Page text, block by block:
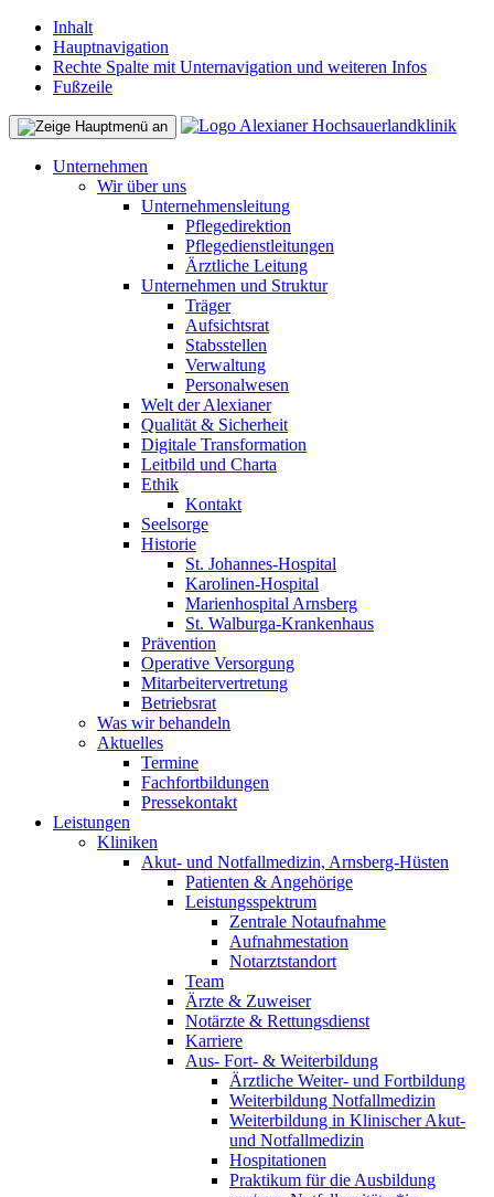
Inhalt
Hauptnavigation
Rechte Spalte mit Unternavigation und weiteren Infos
Fußzeile
Unternehmen
Wir über uns
Unternehmensleitung
Pflegedirektion
Pflegedienstleitungen
Ärztliche Leitung
Unternehmen und Struktur
Träger
Aufsichtsrat
Stabsstellen
Verwaltung
Personalwesen
Welt der Alexianer
Qualität & Sicherheit
Digitale Transformation
Leitbild und Charta
Ethik
Kontakt
Seelsorge
Historie
St. Johannes-Hospital
Karolinen-Hospital
Marienhospital Arnsberg
St. Walburga-Krankenhaus
Prävention
Operative Versorgung
Mitarbeitervertretung
Betriebsrat
Was wir behandeln
Aktuelles
Termine
Fachfortbildungen
Pressekontakt
Leistungen
Kliniken
Akut- und Notfallmedizin, Arnsberg-Hüsten
Patienten & Angehörige
Leistungsspektrum
Zentrale Notaufnahme
Aufnahmestation
Notarztstandort
Team
Ärzte & Zuweiser
Notärzte & Rettungsdienst
Karriere
Aus- Fort- & Weiterbildung
Ärztliche Weiter- und Fortbildung
Weiterbildung Notfallmedizin
Weiterbildung in Klinischer Akut-
und Notfallmedizin
Hospitationen
Praktikum für die Ausbildung